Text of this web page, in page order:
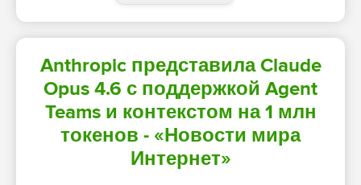
Anthropic представила Claude
Opus 4.6 с поддержкой Agent
Teams и контекстом на 1 млн
токенов - «Новости мира
Интернет»